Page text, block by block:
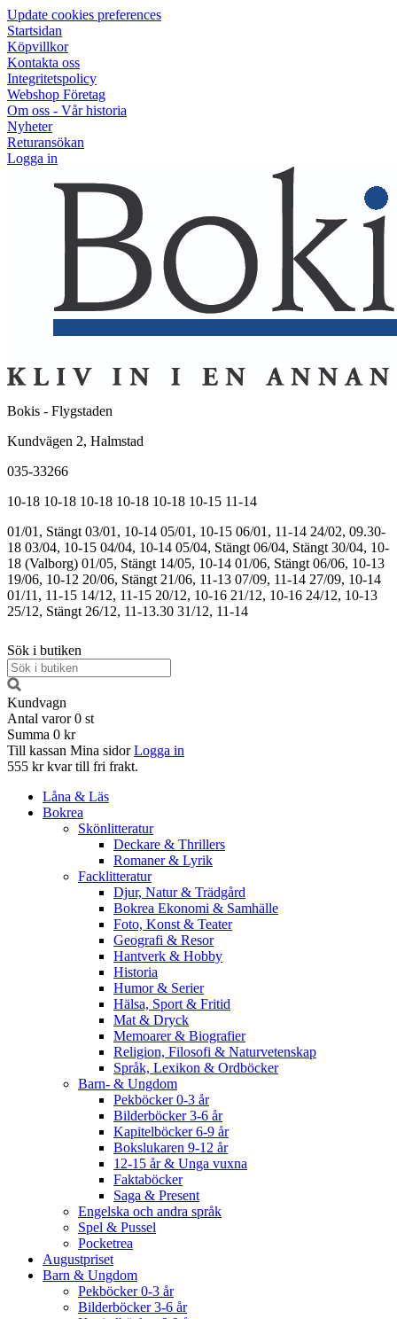
Update cookies preferences
Startsidan
Köpvillkor
Kontakta oss
Integritetspolicy
Webshop Företag
Om oss - Vår historia
Nyheter
Returansökan
Logga in
Bokis - Flygstaden
Kundvägen 2, Halmstad
035-33266
10-18 10-18 10-18 10-18 10-18 10-15 11-14
01/01, Stängt 03/01, 10-14 05/01, 10-15 06/01, 11-14 24/02, 09.30-
18 03/04, 10-15 04/04, 10-14 05/04, Stängt 06/04, Stängt 30/04, 10-
18 (Valborg) 01/05, Stängt 14/05, 10-14 01/06, Stängt 06/06, 10-13
19/06, 10-12 20/06, Stängt 21/06, 11-13 07/09, 11-14 27/09, 10-14
01/11, 11-15 14/12, 11-15 20/12, 10-16 21/12, 10-16 24/12, 10-13
25/12, Stängt 26/12, 11-13.30 31/12, 11-14
Sök i butiken
Kundvagn
Antal varor 0 st
Summa 0 kr
Till kassan Mina sidor Logga in
555 kr kvar till fri frakt.
Låna & Läs
Bokrea
Skönlitteratur
Deckare & Thrillers
Romaner & Lyrik
Facklitteratur
Djur, Natur & Trädgård
Bokrea Ekonomi & Samhälle
Foto, Konst & Teater
Geografi & Resor
Hantverk & Hobby
Historia
Humor & Serier
Hälsa, Sport & Fritid
Mat & Dryck
Memoarer & Biografier
Religion, Filosofi & Naturvetenskap
Språk, Lexikon & Ordböcker
Barn- & Ungdom
Pekböcker 0-3 år
Bilderböcker 3-6 år
Kapitelböcker 6-9 år
Bokslukaren 9-12 år
12-15 år & Unga vuxna
Faktaböcker
Saga & Present
Engelska och andra språk
Spel & Pussel
Pocketrea
Augustpriset
Barn & Ungdom
Pekböcker 0-3 år
Bilderböcker 3-6 år